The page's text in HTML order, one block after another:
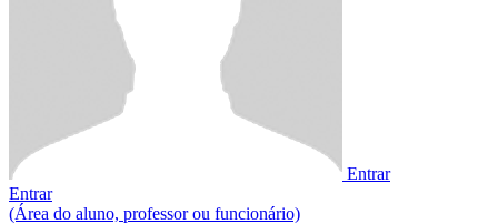
Entrar
Entrar
(Área do aluno, professor ou funcionário)